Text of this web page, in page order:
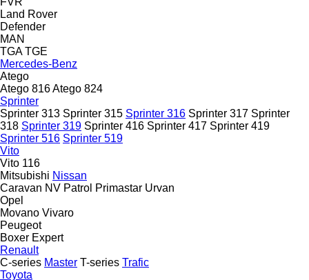
Land Rover
Defender
MAN
TGA TGE
Mercedes-Benz
Atego
Atego 816Atego 824
Sprinter
Sprinter 313 Sprinter 315 Sprinter 316 Sprinter 317 Sprinter
318 Sprinter 319 Sprinter 416 Sprinter 417 Sprinter 419
Sprinter 516 Sprinter 519
Vito
Vito 116
Mitsubishi Nissan
Caravan NV Patrol Primastar Urvan
Opel
Movano Vivaro
Peugeot
Boxer Expert
Renault
C-series Master T-series Trafic
Toyota